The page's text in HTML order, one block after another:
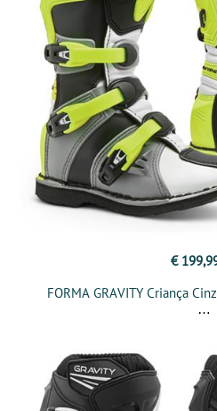
€
FORMA GRAVITY Criança